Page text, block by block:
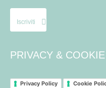
Iscriviti
PRIVACY &
Privacy Policy Cookie